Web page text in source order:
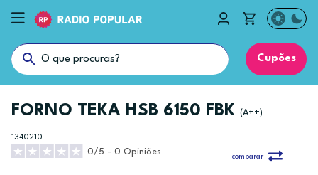
Cupões
FORNO TEKA HSB 6150 FBK (A++)
1340210
0/5 - 0 Opiniões
comparar